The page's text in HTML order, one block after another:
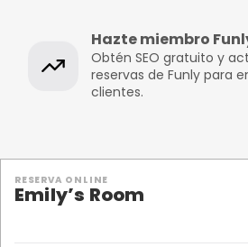
Hazte miembro
Obtén SEO gratuito y
reservas de Funly para
clientes.
RESERVA ONLINE
Emily’s Room